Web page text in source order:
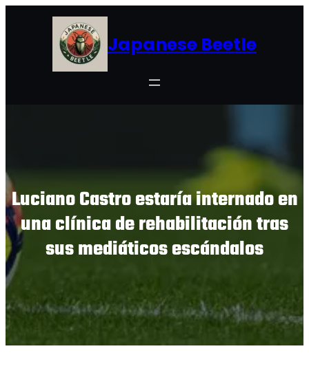
Japanese Beetle
Luciano Castro estaría internado en
una clínica de rehabilitación tras
sus mediáticos escándalos